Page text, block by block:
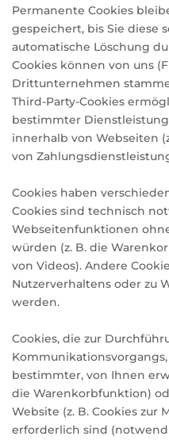
Permanente Cookies
gespeichert, bis Sie diese
automatische Löschung
Cookies können von uns
Drittunternehmen
Third-Party-Cookies
bestimmter
innerhalb von Webseiten
von
Cookies haben
Cookies sind technisch
Webseitenfunktionen
würden (z. B. die
von Videos). Andere
Nutzerverhaltens oder zu
werden.
Cookies, die zur
bestimmter, von Ihnen
die Warenkorbfunktion)
Website (z. B. Cookies zur
erforderlich sind